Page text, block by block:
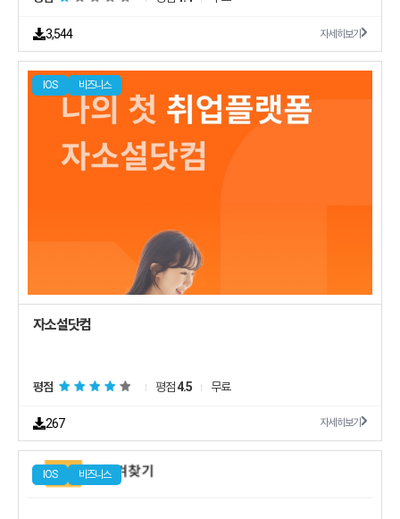
3,544 자세히보기
IOS 비즈니스
자소설닷컴
평점 평점4.5 무료
267 자세히보기
IOS 비즈니스